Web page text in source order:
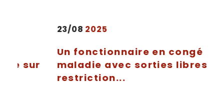
23/082025
Un fonctionnaire en congé de
maladie avec sorties libres sans
restriction...